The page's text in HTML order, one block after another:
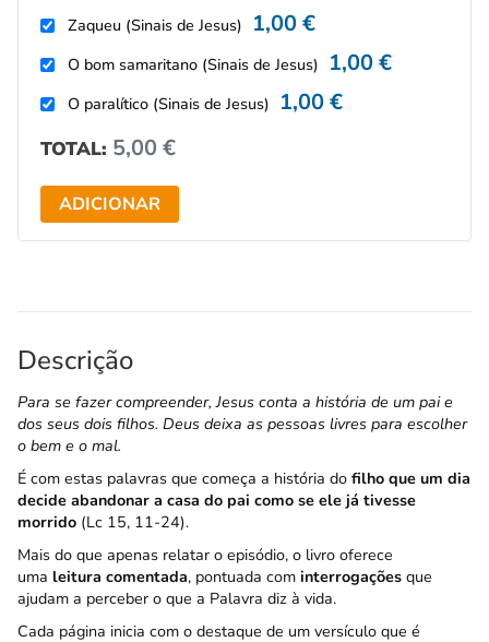
Zaqueu (Sinais de Jesus) 1,00€
O bom samaritano (Sinais de Jesus) 1,00€
O paralítico (Sinais de Jesus) 1,00€
TOTAL: 5,00 €
ADICIONAR
Descrição
Para se fazer compreender, Jesus conta a história de um pai e
dos seus dois filhos. Deus deixa as pessoas livres para escolher
o bem e o mal.
É com estas palavras que começa a história do filho que um dia
decide abandonar a casa do pai como se ele já tivesse
morrido (Lc 15, 11-24).
Mais do que apenas relatar o episódio, o livro oferece
uma leitura comentada, pontuada com interrogações que
ajudam a perceber o que a Palavra diz à vida.
Cada página inicia com o destaque de um versículo que é